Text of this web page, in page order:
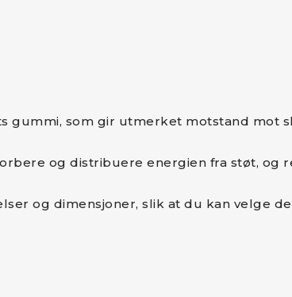
gummi, som gir utmerket motstand mot
og distribuere energien fra støt, og
og dimensjoner, slik at du kan velge